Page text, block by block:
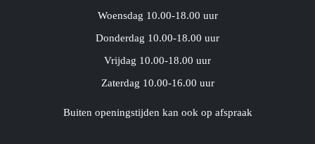
Woensdag 10.00-18.00 uur
Donderdag 10.00-18.00 uur
Vrijdag 10.00-18.00 uur
Zaterdag 10.00-16.00 uur
Buiten openingstijden kan ook op afspraak